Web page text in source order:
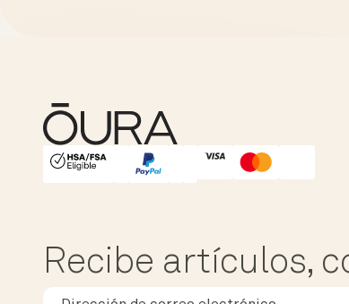
HSA/FSA Eligible
Affirm
Recibe artículos,